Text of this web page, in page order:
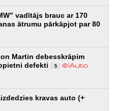
vadītājs brauc ar 170
ātrumu pārkāpjot par 80
Martin debesskrāpim
defekti
5
kravas auto (+